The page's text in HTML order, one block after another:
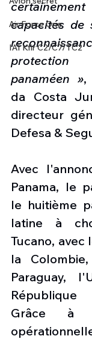
Air Force One
IAI Kfir C2/C7/TC2
capacités de
panaméen »,
da Costa
directeur
Defesa &
Avec
Panama, le
le huitième
latine à
Tucano, avec
la
Paraguay,
Grâce à